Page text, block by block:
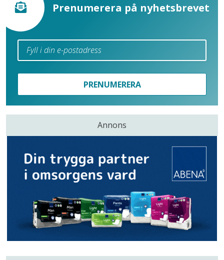
Prenumerera på nyhetsbrevet
PRENUMERERA
Annons